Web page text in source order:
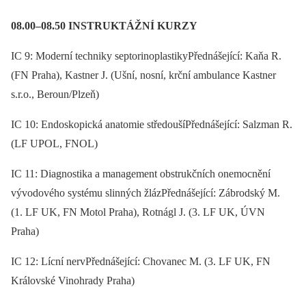
08.00–08.50 INSTRUKTÁŽNÍ KURZY
IC 9: Moderní techniky septorinoplastikyPřednášející: Kaňa R.
(FN Praha), Kastner J. (Ušní, nosní, krční ambulance Kastner
s.r.o., Beroun/Plzeň)
IC 10: Endoskopická anatomie středoušíPřednášející: Salzman R.
(LF UPOL, FNOL)
IC 11: Diagnostika a management obstrukčních onemocnění
vývodového systému slinných žlázPřednášející: Zábrodský M.
(1. LF UK, FN Motol Praha), Rotnágl J. (3. LF UK, ÚVN
Praha)
IC 12: Lícní nervPřednášející: Chovanec M. (3. LF UK, FN
Královské Vinohrady Praha)